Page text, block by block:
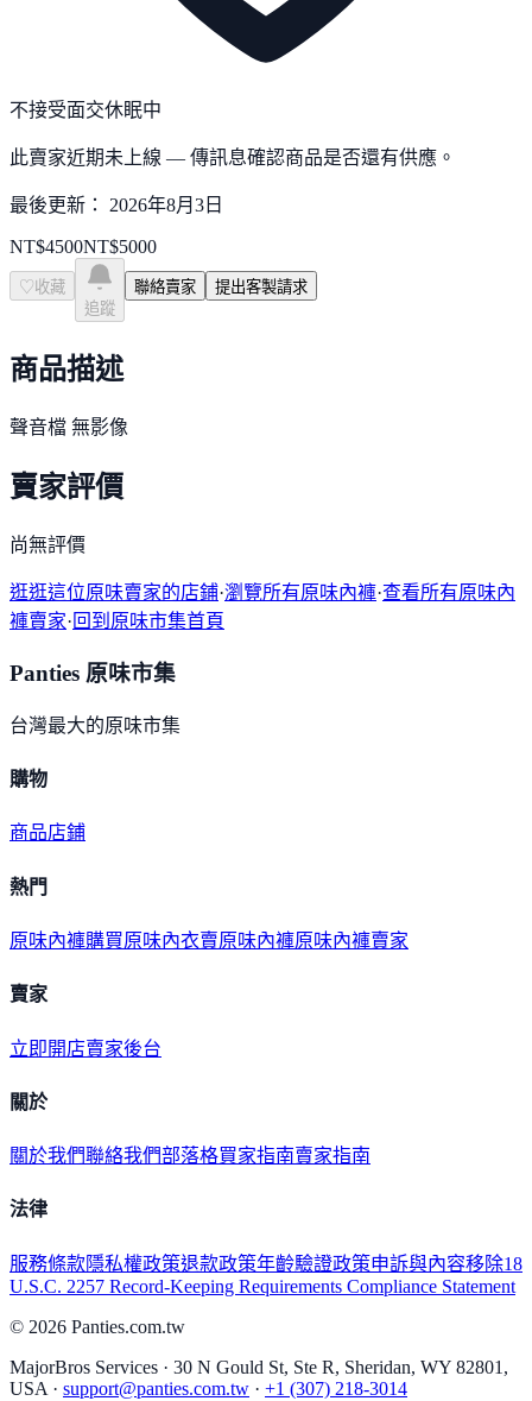
不接受面交休眠中
此賣家近期未上線 — 傳訊息確認商品是否還有供應。
最後更新： 2026年8月3日
NT$4500NT$5000
♡ 收藏
追蹤
聯絡賣家 提出客製請求
商品描述
聲音檔 無影像
賣家評價
尚無評價
逛逛這位原味賣家的店鋪·瀏覽所有原味內褲·查看所有原味內
褲賣家·回到原味市集首頁
Panties 原味市集
台灣最大的原味市集
購物
商品店鋪
熱門
原味內褲購買原味內衣賣原味內褲原味內褲賣家
賣家
立即開店賣家後台
關於
關於我們聯絡我們部落格買家指南賣家指南
法律
服務條款隱私權政策退款政策年齡驗證政策申訴與內容移除18
U.S.C. 2257 Record-Keeping Requirements Compliance Statement
© 2026 Panties.com.tw
MajorBros Services · 30 N Gould St, Ste R, Sheridan, WY 82801,
USA · support@panties.com.tw · +1 (307) 218-3014